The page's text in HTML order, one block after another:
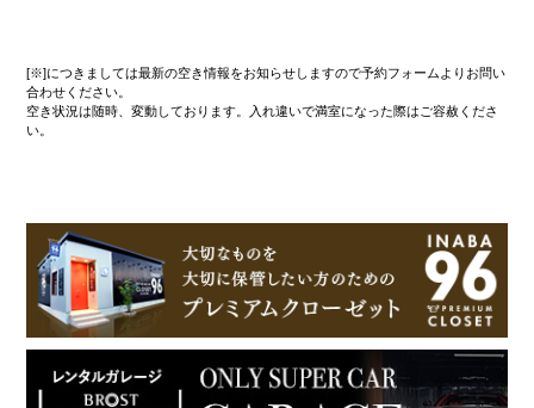
[※]につきましては最新の空き情報をお知らせしますので予約フォームよりお問い
合わせください。
空き状況は随時、変動しております。入れ違いで満室になった際はご容赦くださ
い。